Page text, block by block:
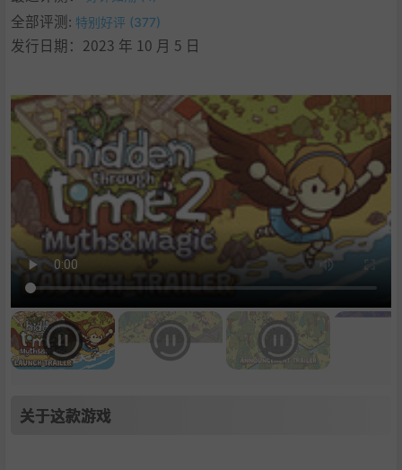
全部评测: 特别好评 (377)
发行日期：2023 年 10 月 5 日
关于这款游戏